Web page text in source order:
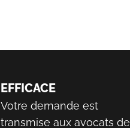
EFFICACE
Votre demande est
transmise aux avocats de